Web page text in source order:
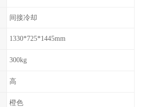
间接冷却
1330*725*1445mm
300kg
高
橙色